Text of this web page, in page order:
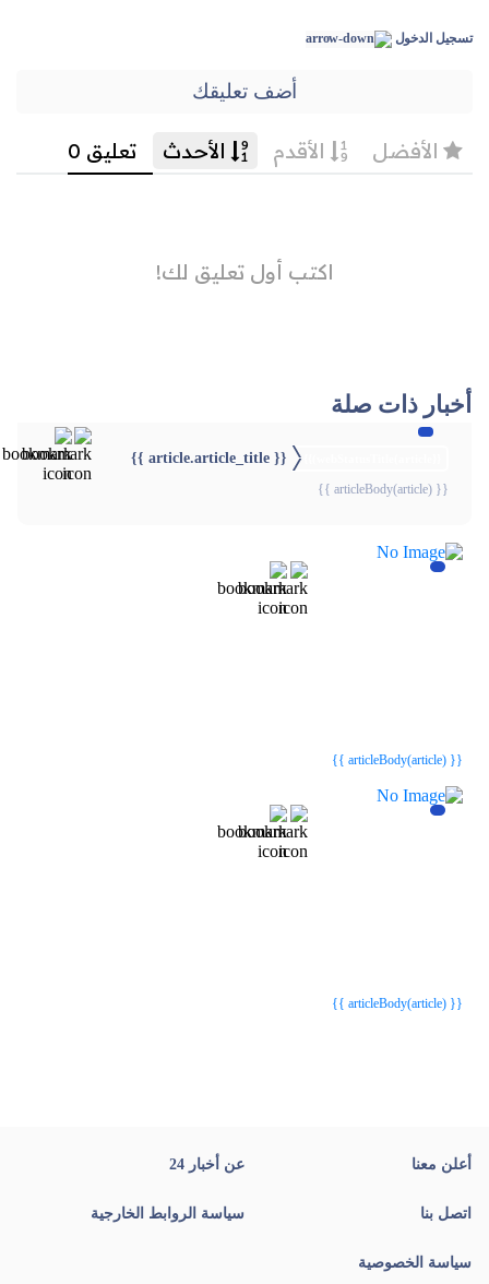
تسجيل الدخول
أضف تعليقك
أخبار ذات صلة
{{ article.article_title }}
{{ articleBody(article) }}
{{ articleBody(article) }}
{{ articleBody(article) }}
أعلن معنا عن أخبار 24
اتصل بنا سياسة الروابط الخارجية
سياسة الخصوصية